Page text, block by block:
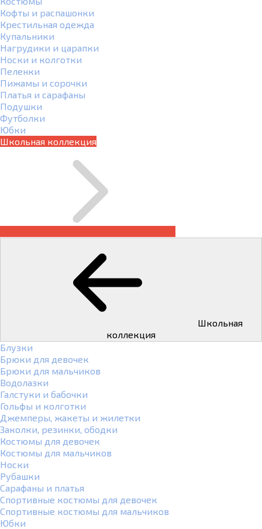
Кофты и распашонки
Крестильная одежда
Купальники
Нагрудики и царапки
Носки и колготки
Пеленки
Пижамы и сорочки
Платья и сарафаны
Подушки
Футболки
Юбки
Школьная коллекция
коллекция
Блузки
Брюки для девочек
Брюки для мальчиков
Водолазки
Галстуки и бабочки
Гольфы и колготки
Джемперы, жакеты и жилетки
Заколки, резинки, ободки
Костюмы для девочек
Костюмы для мальчиков
Носки
Рубашки
Сарафаны и платья
Спортивные костюмы для девочек
Спортивные костюмы для мальчиков
Юбки